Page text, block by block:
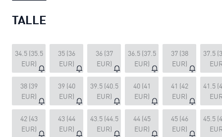
TALLE
34.5 (35.5
EUR)
35 (36
EUR)
36 (37
EUR)
36.5 (37.5
EUR)
37 (38
EUR)
37.5
38 (39
EUR)
39 (40
EUR)
39.5 (40.5
EUR)
40 (41
EUR)
41 (42
EUR)
41.5
42 (43
EUR)
43 (44
EUR)
43.5 (44.5
EUR)
44 (45
EUR)
45 (46
EUR)
45.5